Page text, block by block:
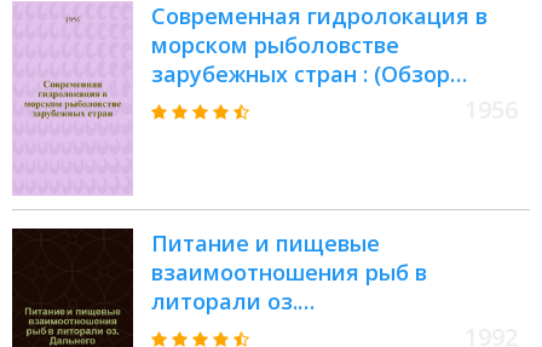
Современная гидролокация в
морском рыболовстве
зарубежных стран : (Обзор
зарубежной литературы)
Питание и пищевые
взаимоотношения рыб в
литорали оз.
Дальнего(Камчатка) : Автореф.